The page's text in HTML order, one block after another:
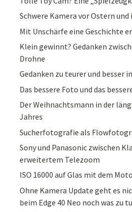
Schwere Kamera vor Ostern
Mit Unschärfe eine Geschichte
Klein gewinnt? Gedanken
Drohne
Gedanken zu teurer und besser
Das bessere Foto und das
Der Weihnachtsmann in der
Jahres
Sucherfotografie als
Sony und Panasonic zwischen
erweitertem Telezoom
ISO 16000 auf Glas mit dem
Ohne Kamera Update geht es
beim Edge 40 Neo noch was zu